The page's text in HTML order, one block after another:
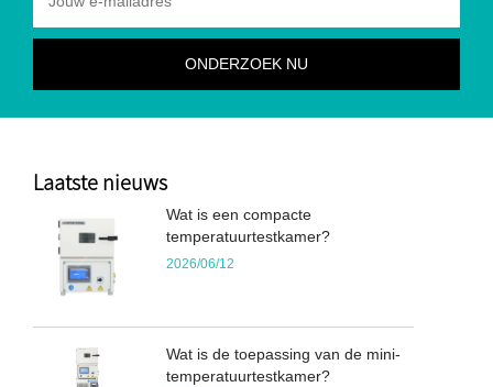
Laatste nieuws
Wat is een compacte
temperatuurtestkamer?
2026/06/12
Wat is de toepassing van de mini-
temperatuurtestkamer?